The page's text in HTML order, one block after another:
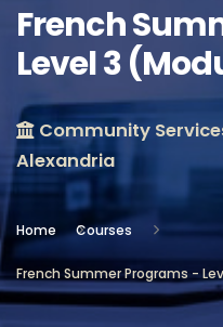
French
Level 3
Community
Alexandria
Home Courses
French Summer Programs -
Course Info
Location
Community
Education -
Objectives